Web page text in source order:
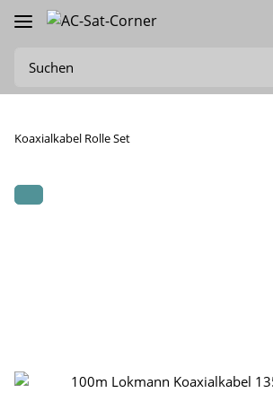
Koaxialkabel Rolle Set